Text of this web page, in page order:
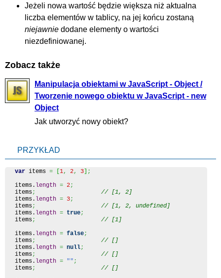
Jeżeli nowa wartość będzie większa niż aktualna
liczba elementów w tablicy, na jej końcu zostaną
niejawnie dodane elementy o wartości
niezdefiniowanej.
Zobacz także
Manipulacja obiektami w JavaScript - Object /
Tworzenie nowego obiektu w JavaScript - new
Object
Jak utworzyć nowy obiekt?
PRZYKŁAD
var items = 1, 2, 3
;
items. length = 2;
items;
// [1, 2]
items. length = 3;
items;
// [1, 2, undefined]
items. length = true;
items;
// [1]
items. length = false;
items;
// []
items. length = null;
items;
// []
items. length = "" ;
items;
// []